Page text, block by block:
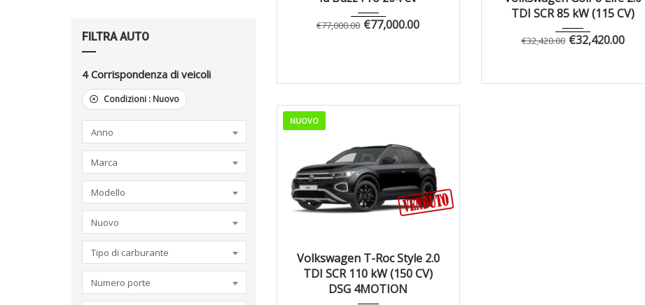
FILTRA AUTO
4 Corrispondenza di veicoli
Condizioni : Nuovo
Anno
Marca
Modello
Nuovo
Tipo di carburante
Numero porte
€77,000.00 €77,000.00
TDI SCR 85 kW (115 CV)
€32,420.00 €32,420.00
NUOVO
Autom... 1
Volkswagen T-Roc Style 2.0
TDI SCR 110 kW (150 CV)
DSG 4MOTION